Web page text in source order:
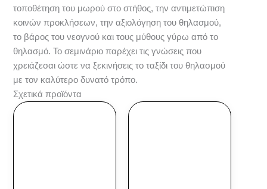
τοποθέτηση του μωρού στο στήθος, την αντιμετώπιση
κοινών προκλήσεων, την αξιολόγηση του θηλασμού,
το βάρος του νεογνού και τους μύθους γύρω από το
θηλασμό. Τοσεμινάριο παρέχει τις γνώσεις που
χρειάζεσαι ώστε να ξεκινήσεις το ταξίδι του θηλασμού
με τον καλύτερο δυνατό τρόπο.
Σχετικά προϊόντα